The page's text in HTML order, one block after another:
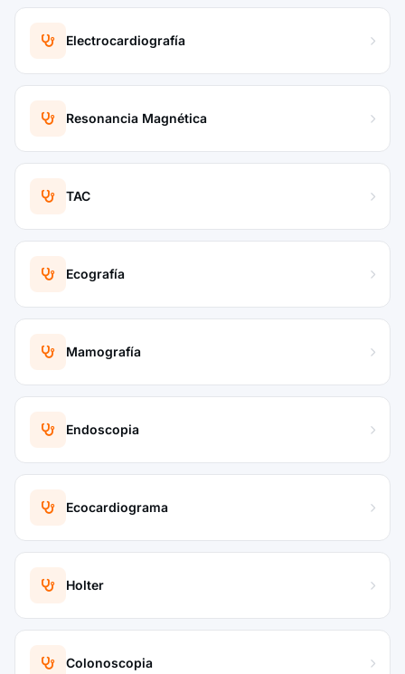
Electrocardiografía
Resonancia Magnética
TAC
Ecografía
Mamografía
Endoscopia
Ecocardiograma
Holter
Colonoscopia